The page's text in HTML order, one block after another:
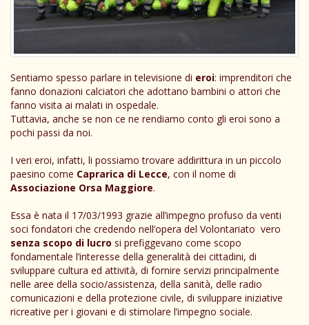
Sentiamo spesso parlare in televisione di eroi: imprenditori che
fanno donazioni calciatori che adottano bambini o attori che
fanno visita ai malati in ospedale.
Tuttavia, anche se non ce ne rendiamo conto gli eroi sono a
pochi passi da noi.
I veri eroi, infatti, li possiamo trovare addirittura in un piccolo
paesino come Caprarica di Lecce, con il nome di
Associazione Orsa Maggiore.
Essa è nata il 17/03/1993 grazie all’impegno profuso da venti
soci fondatori che credendo nell’opera del Volontariato vero
senza scopo di lucro si prefiggevano come scopo
fondamentale l’interesse della generalità dei cittadini, di
sviluppare cultura ed attività, di fornire servizi principalmente
nelle aree della socio/assistenza, della sanità, delle radio
comunicazioni e della protezione civile, di sviluppare iniziative
ricreative per i giovani e di stimolare l’impegno sociale.